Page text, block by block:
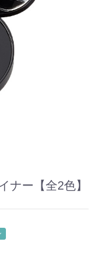
ナー【全2色】